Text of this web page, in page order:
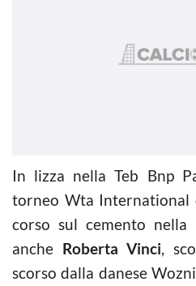
In lizza nella Teb Bnp
torneo Wta International
corso sul cemento nella
anche Roberta Vinci,
scorso dalla danese